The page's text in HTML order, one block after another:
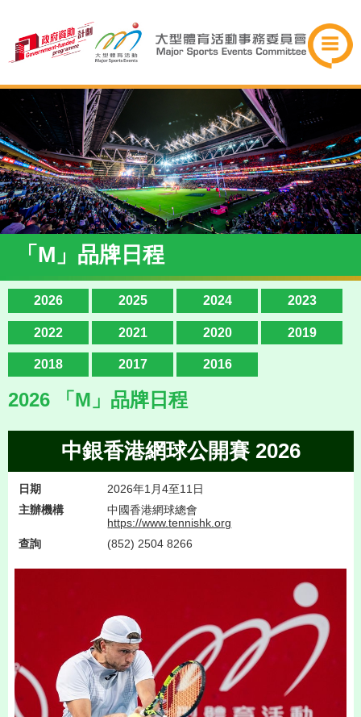
「M」品牌日程
2026 2025 2024 2023
2022 2021 2020 2019
2018 2017 2016
2026 「M」品牌日程
中銀香港網球公開賽 2026
日期
2026年1月4至11日
主辦機構
中國香港網球總會
https://www.tennishk.org
查詢
(852) 2504 8266